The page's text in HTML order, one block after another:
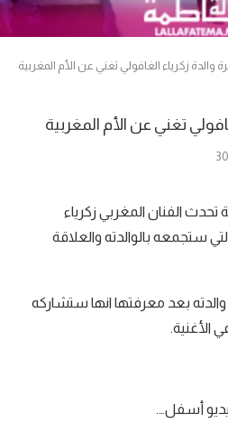
والدة زكرياء الغافولي تغني عن الأم المغربية
تغني عن الأم المغربية
الفنان المغربي زكرياء
ستجمعه بالوالدته والعلاقة
بعد معرفتها انها ستشاركه
الأغنية.
أسفل….